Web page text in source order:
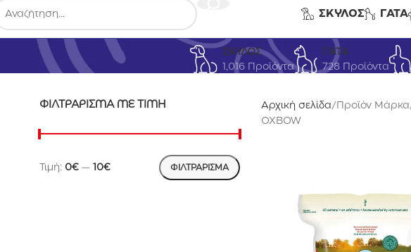
ΣΚΥΛΟΣ ΓΑΤΑ
ΣΚΥΛΟΣ
1,016 Προϊόντα
ΓΑΤΑ
728 Προϊόντα
ΦΙΛΤΡΆΡΙΣΜΑ ΜΕ ΤΙΜΉ
ΦΙΛΤΡΆΡΙΣΜΑ
Τιμή: 0€ — 10€
Αρχική σελίδα
Προϊόν Μάρκα
OXBOW